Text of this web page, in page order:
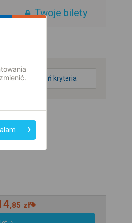
Twoje bilety
zmień kryteria
,85 zł